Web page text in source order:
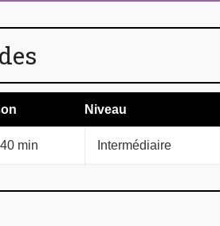
Niveau
min Intermédiaire